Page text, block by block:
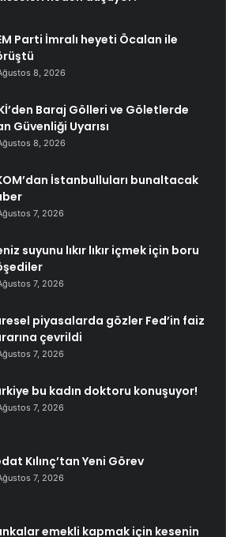
Parti İmralı heyeti Öcalan ile
8, 2026
Baraj Gölleri ve Göletlerde
Güvenliği Uyarısı
8, 2026
İstanbulluları bunaltacak
7, 2026
suyunu lıkır lıkır içmek için boru
7, 2026
piyasalarda gözler Fed’in faiz
çevrildi
7, 2026
bu kadın doktoru konuşuyor!
7, 2026
Kılınç’tan Yeni Görev
7, 2026
emekli kapmak için kesenin